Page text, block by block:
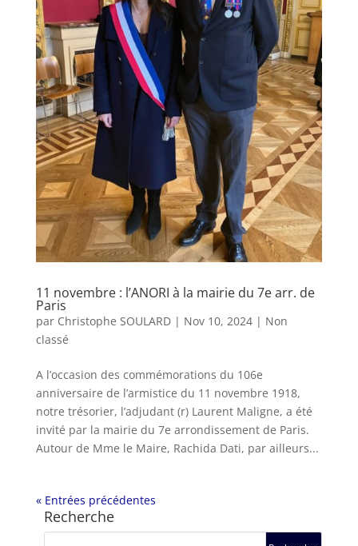
11 novembre : l’ANORI à la mairie du 7e arr. de
Paris
par Christophe SOULARD| Nov 10, 2024| Non
classé
A l’occasion des commémorations du 106e
anniversaire de l’armistice du 11 novembre 1918,
notre trésorier, l’adjudant (r) Laurent Maligne, a été
invité par la mairie du 7e arrondissement de Paris.
Autour de Mme le Maire, Rachida Dati, par ailleurs...
« Entrées précédentes
Recherche